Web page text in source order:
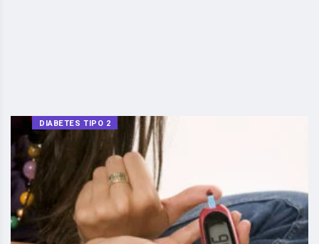
DIABETES TIPO 2